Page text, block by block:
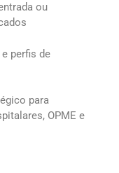
ou
perfis de
para
OPME e